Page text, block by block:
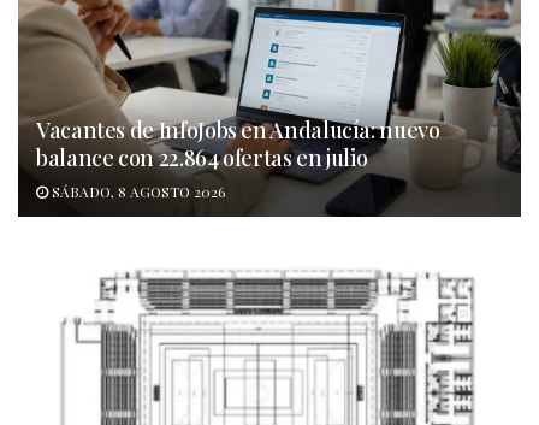
Vacantes de InfoJobs en Andalucía: nuevo
balance con 22.864 ofertas en julio
SÁBADO, 8 AGOSTO 2026